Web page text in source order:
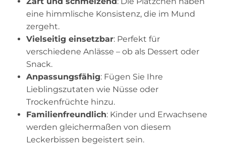
eine himmlische Konsistenz, die im Mund
zergeht.
Vielseitig einsetzbar: Perfekt für
verschiedene Anlässe – ob als Dessert oder
Snack.
Anpassungsfähig: Fügen Sie Ihre
Lieblingszutaten wie Nüsse oder
Trockenfrüchte hinzu.
Familienfreundlich: Kinder und Erwachsene
werden gleichermaßen von diesem
Leckerbissen begeistert sein.